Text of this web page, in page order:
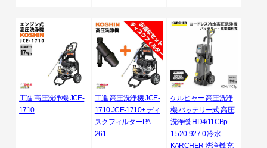
工進 高圧洗浄機 JCE-
1710
工進 高圧洗浄機 JCE-
1710 JCE-1710+ ディ
スクフィルターPA-
261
ケルヒャー 高圧洗浄
機 バッテリー式 高圧
洗浄機 HD4/11CBp
1.520-927.0 冷水
KARCHER 洗浄機 充